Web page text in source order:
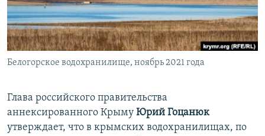
ПОБЕДИТЕЛЕЙ НЕ СУДЯТ?
КРЫМ.НЕПОКОРЕННЫЙ
ELIFBE
УКРАИНСКАЯ ПРОБЛЕМА КРЫМА
ПРИСОЕДИНЯЙТЕСЬ!
Белогорское водохранилище, ноябрь 2021 года
Глава российского правительства
аннексированного Крыму Юрий Гоцанюк
утверждает, что в крымских водохранилищах, по